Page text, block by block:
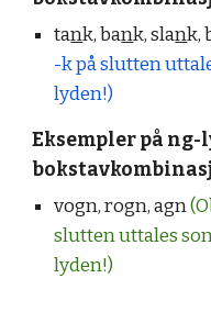
tank, bank, slank,
-kpå slutten
lyden!)
Eksempler på ng-
vogn, rogn, agn
slutten uttales
lyden!)